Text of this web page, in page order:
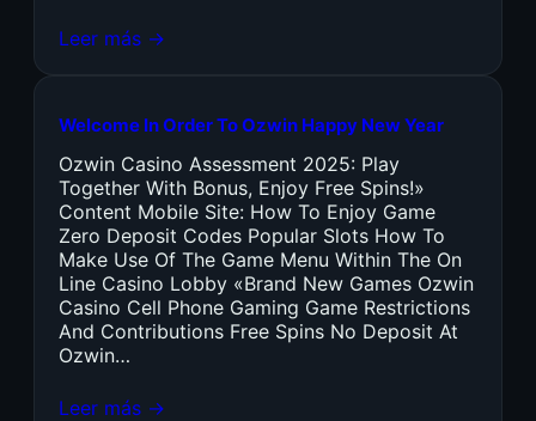
Leer más →
Welcome In Order To Ozwin Happy New Year
Ozwin Casino Assessment 2025: Play
Together With Bonus, Enjoy Free Spins!»
Content Mobile Site: How To Enjoy Game
Zero Deposit Codes Popular Slots How To
Make Use Of The Game Menu Within The On
Line Casino Lobby «Brand New Games Ozwin
Casino Cell Phone Gaming Game Restrictions
And Contributions Free Spins No Deposit At
Ozwin…
Leer más →